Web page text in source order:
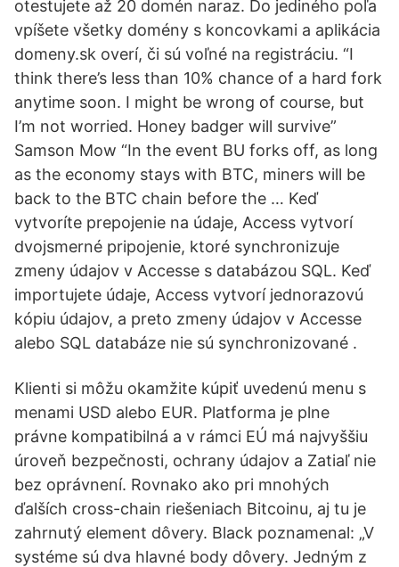
otestujete až 20 domén naraz. Do jediného poľa
vpíšete všetky domény s koncovkami a aplikácia
domeny.sk overí, či sú voľné na registráciu. “I
think there’s less than 10% chance of a hard fork
anytime soon. I might be wrong of course, but
I’m not worried. Honey badger will survive”
Samson Mow‏ “In the event BU forks off, as long
as the economy stays with BTC, miners will be
back to the BTC chain before the … Keď
vytvoríte prepojenie na údaje, Access vytvorí
dvojsmerné pripojenie, ktoré synchronizuje
zmeny údajov v Accesse s databázou SQL. Keď
importujete údaje, Access vytvorí jednorazovú
kópiu údajov, a preto zmeny údajov v Accesse
alebo SQL databáze nie sú synchronizované .
Klienti si môžu okamžite kúpiť uvedenú menu s
menami USD alebo EUR. Platforma je plne
právne kompatibilná a v rámci EÚ má najvyššiu
úroveň bezpečnosti, ochrany údajov a Zatiaľ nie
bez oprávnení. Rovnako ako pri mnohých
ďalších cross-chain riešeniach Bitcoinu, aj tu je
zahrnutý element dôvery. Black poznamenal: „V
systéme sú dva hlavné body dôvery. Jedným z